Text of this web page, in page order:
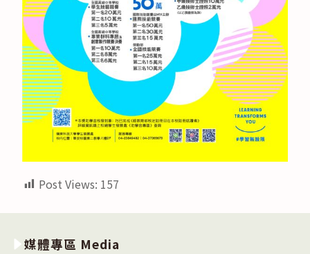
Post Views: 157
媒體專區 Media